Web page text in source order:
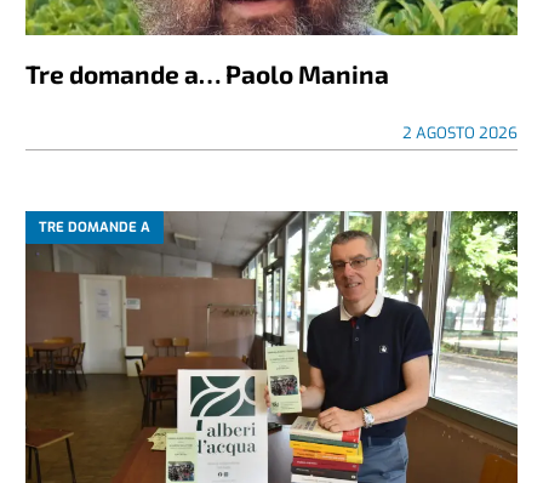
Tre domande a… Paolo Manina
2 AGOSTO 2026
TRE DOMANDE A